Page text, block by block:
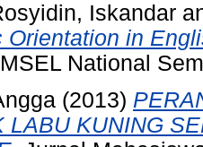
Iskandar
Orientation in
National
(2013)
LABU KUNING